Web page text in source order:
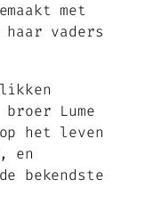
met
vaders
Lume
het leven
en
bekendste